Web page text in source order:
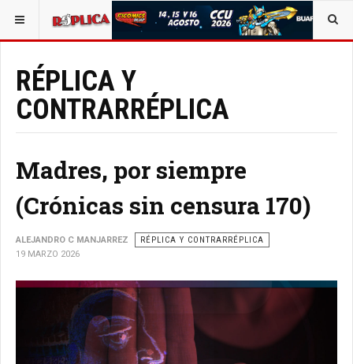
ESTÁ AQUÍ: BUSCAR UN ARTÍCULO EN POLÍTICA
RÉPLICA Y
CONTRARRÉPLICA
Madres, por siempre
(Crónicas sin censura 170)
ALEJANDRO C MANJARREZ
RÉPLICA Y CONTRARRÉPLICA
19 MARZO 2026